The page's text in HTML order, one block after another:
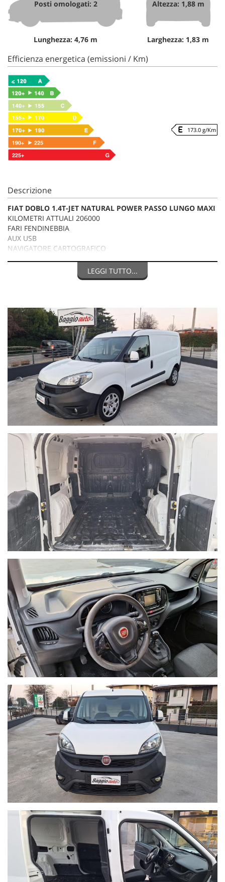
Posti omologati: 2
Lunghezza: 4,76 m
Altezza: 1,88 m
Larghezza: 1,83 m
Efficienza energetica (emissioni / Km)
173.0 g/Km
Descrizione
FIAT DOBLO 1.4T-JET NATURAL POWER PASSO LUNGO MAXI
KILOMETRI ATTUALI 206000
FARI FENDINEBBIA
AUX USB
NAVIGATORE CARTOGRAFICO
VOLANTE MULTIFUNZIONI
LUNG. 210CM
LARG.150CM
ALT. 130CM
PORTATA 10 Q
LEGGI TUTTO...